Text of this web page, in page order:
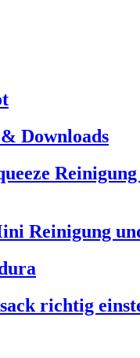
Downloads
Reinigung
richtig